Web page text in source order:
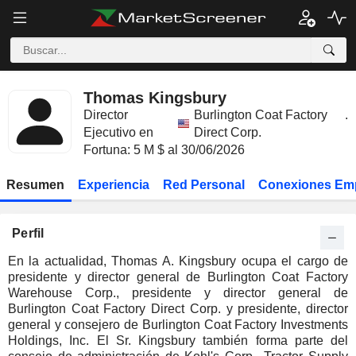
Thomas Kingsbury
Director
Ejecutivo en
Burlington Coat Factory
Direct Corp.
.
Fortuna: 5 M $ al 30/06/2026
Resumen Experiencia Red Personal Conexiones
Perfil
En la actualidad, Thomas A. Kingsbury ocupa el cargo de
presidente y director general de Burlington Coat Factory
Warehouse Corp., presidente y director general de
Burlington Coat Factory Direct Corp. y presidente, director
general y consejero de Burlington Coat Factory Investments
Holdings, Inc. El Sr. Kingsbury también forma parte del